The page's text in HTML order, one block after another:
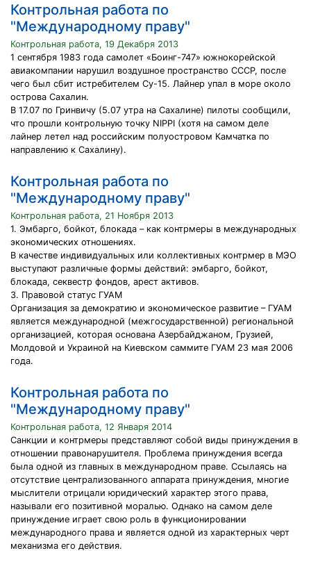
Контрольная работа по
"Международному праву"
Контрольная работа, 19 Декабря 2013
1 сентября 1983 года самолет «Боинг-747» южнокорейской
авиакомпании нарушил воздушное пространство СССР, после
чего был сбит истребителем Су-15. Лайнер упал в море около
острова Сахалин.
В 17.07 по Гринвичу (5.07 утра на Сахалине) пилоты сообщили,
что прошли контрольную точку NIPPI (хотя на самом деле
лайнер летел над российским полуостровом Камчатка по
направлению к Сахалину).
Контрольная работа по
"Международному праву"
Контрольная работа, 21 Ноября 2013
1. Эмбарго, бойкот, блокада – как контрмеры в международных
экономических отношениях.
В качестве индивидуальных или коллективных контрмер в МЭО
выступают различные формы действий: эмбарго, бойкот,
блокада, секвестр фондов, арест активов.
3. Правовой статус ГУАМ
Организация за демократию и экономическое развитие – ГУАМ
является международной (межгосударственной) региональной
организацией, которая основана Азербайджаном, Грузией,
Молдовой и Украиной на Киевском саммите ГУАМ 23 мая 2006
года.
Контрольная работа по
"Международному праву"
Контрольная работа, 12 Января 2014
Санкции и контрмеры представляют собой виды принуждения в
отношении правонарушителя. Проблема принуждения всегда
была одной из главных в международном праве. Ссылаясь на
отсутствие централизованного аппарата принуждения, многие
мыслители отрицали юридический характер этого права,
называли его позитивной моралью. Однако на самом деле
принуждение играет свою роль в функционировании
международного права и является одной из характерных черт
механизма его действия.